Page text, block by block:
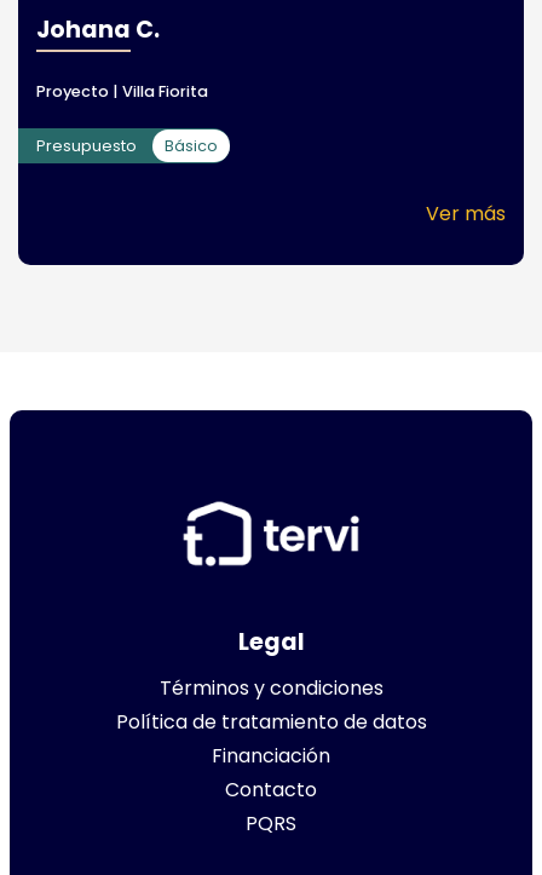
Johana C.
Proyecto | Villa Fiorita
Presupuesto Básico
Ver más
Legal
Términos y condiciones
Política de tratamiento de datos
Financiación
Contacto
PQRS